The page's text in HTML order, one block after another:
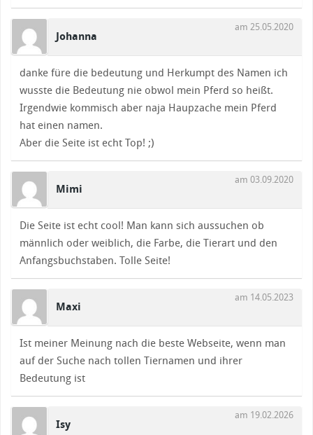
Johanna
am 25.05.2020
danke füre die bedeutung und Herkumpt des Namen ich
wusste die Bedeutung nie obwol mein Pferd so heißt.
Irgendwie kommisch aber naja Haupzache mein Pferd
hat einen namen.
Aber die Seite ist echt Top! ;)
Mimi
am 03.09.2020
Die Seite ist echt cool! Man kann sich aussuchen ob
männlich oder weiblich, die Farbe, die Tierart und den
Anfangsbuchstaben. Tolle Seite!
Maxi
am 14.05.2023
Ist meiner Meinung nach die beste Webseite, wenn man
auf der Suche nach tollen Tiernamen und ihrer
Bedeutung ist
Isy
am 19.02.2026